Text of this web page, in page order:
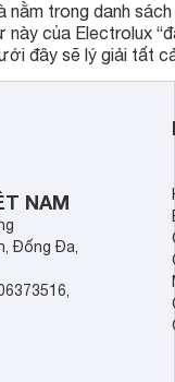
sự gọn gàng, rộng
do đó mà việc
các bạn cũng đã
nằm trong danh
này của Electrolux
đây sẽ lý giải tất
NAM
Đống Đa,